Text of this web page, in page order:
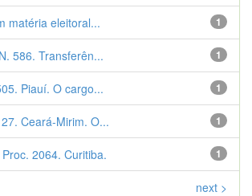
1
matéria eleitoral...
1
586. Transferên...
1
Piauí. O cargo...
1
Ceará-Mirim. O...
1
2064. Curitiba.
next >